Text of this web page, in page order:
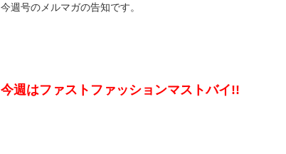
今週号のメルマガの告知です。
今週はファストファッションマストバイ!!